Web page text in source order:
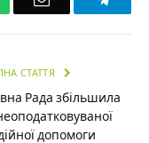
СТАТТЯ
Рада збільшила
допомоги